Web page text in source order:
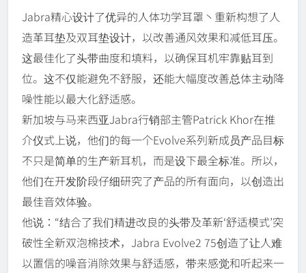
Jabra精心设计了优异的人体功学耳罩丶重新构想了人
造革耳垫及双耳垫设计，以改善通风效果和减低耳压。
这最佳化了头带曲度和填料，以确保耳机牢靠贴耳到
位。这不仅能避免不舒服，还能大幅度改善总体主动降
噪性能以最大化舒适感。
新加坡与马来西亚Jabra行销部主管Patrick Khor在推
介仪式上说，他们的每一个Evolve系列新成员产品目标
不只是简单的生产新耳机，而是设下最全标准。所以，
他们在开发阶段仔细研究了产品的所有面向，以创造出
最佳音效体验。
他说：“结合了我们精进改良的头带及革新‘舒适模式’突
破性全新双泡棉技术，Jabra Evolve2 75创造了让人难
以置信的噪音消除效果与舒适感，带来感觉和听起来一